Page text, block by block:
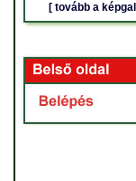
[ tovább a